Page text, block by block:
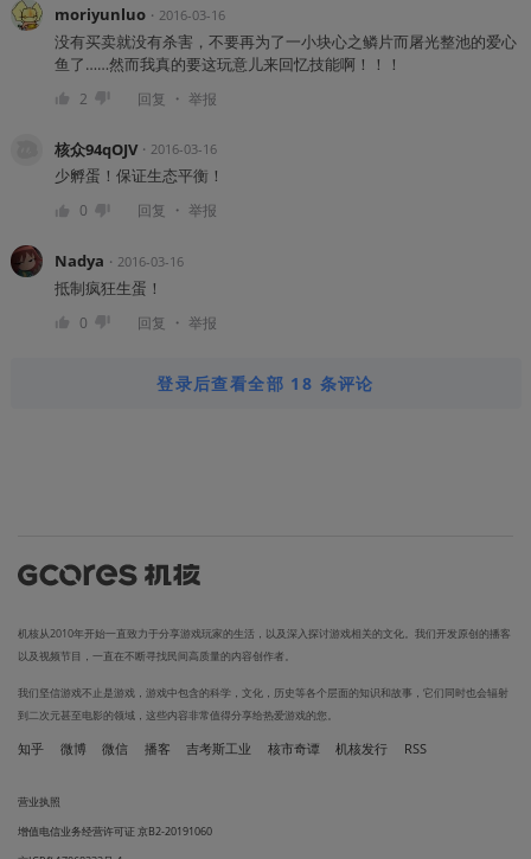
moriyunluo・ 2016-03-16
没有买卖就没有杀害，不要再为了一小块心之鳞片而屠光整池的爱心
鱼了……然而我真的要这玩意儿来回忆技能啊！！！
2 回复 ・ 举报
核众94qOJV・ 2016-03-16
少孵蛋！保证生态平衡！
0 回复 ・ 举报
Nadya ・ 2016-03-16
抵制疯狂生蛋！
0 回复 ・ 举报
登录后查看全部 18 条评论
机核从2010年开始一直致力于分享游戏玩家的生活，以及深入探讨游戏相关的文化。我们开发原创的播客
以及视频节目，一直在不断寻找民间高质量的内容创作者。
我们坚信游戏不止是游戏，游戏中包含的科学，文化，历史等各个层面的知识和故事，它们同时也会辐射
到二次元甚至电影的领域，这些内容非常值得分享给热爱游戏的您。
知乎 微博 微信 播客 吉考斯工业 核市奇谭 机核发行 RSS
营业执照
增值电信业务经营许可证 京B2-20191060